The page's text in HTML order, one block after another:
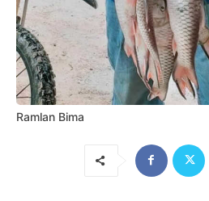
Ramlan Bima